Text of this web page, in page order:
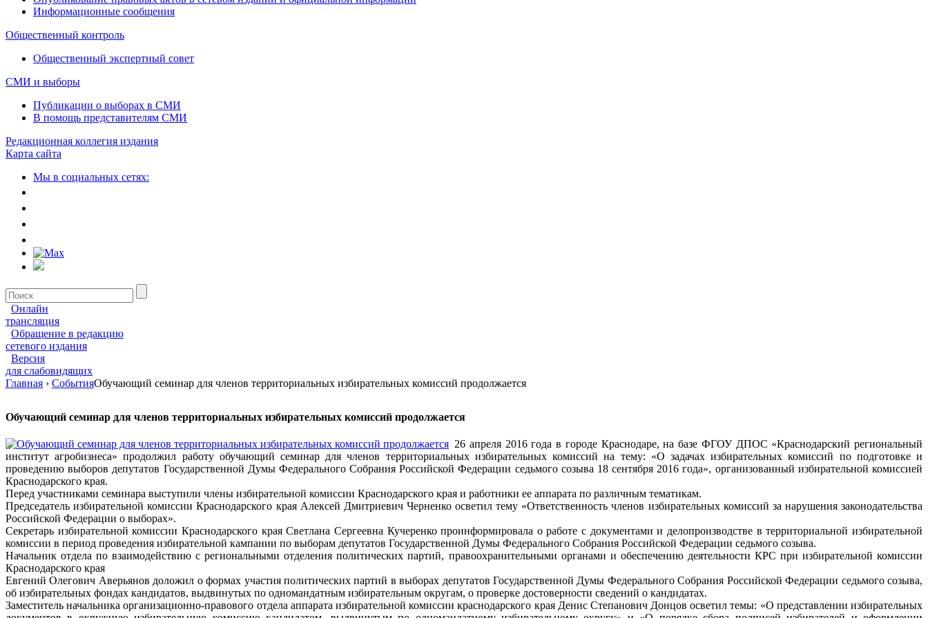
Информационные сообщения
Общественный контроль
Общественный экспертный совет
СМИ и выборы
Публикации о выборах в СМИ
В помощь представителям СМИ
Редакционная коллегия издания
Карта сайта
Мы в социальных сетях:
Онлайн
трансляция
Обращение в редакцию
сетевого издания
Версия
для слабовидящих
Главная › СобытияОбучающий семинар для членов территориальных избирательных комиссий продолжается
Обучающий семинар для членов территориальных избирательных комиссий продолжается
26 апреля 2016 года в городе Краснодаре, на базе ФГОУ ДПОС «Краснодарский региональный
институт агробизнеса» продолжил работу обучающий семинар для членов территориальных избирательных комиссий на тему: «О задачах избирательных комиссий по подготовке и
проведению выборов депутатов Государственной Думы Федерального Собрания Российской Федерации седьмого созыва 18 сентября 2016 года», организованный избирательной комиссией
Краснодарского края.
Перед участниками семинара выступили члены избирательной комиссии Краснодарского края и работники ее аппарата по различным тематикам.
Председатель избирательной комиссии Краснодарского края Алексей Дмитриевич Черненко осветил тему «Ответственность членов избирательных комиссий за нарушения законодательства
Российской Федерации о выборах».
Секретарь избирательной комиссии Краснодарского края Светлана Сергеевна Кучеренко проинформировала о работе с документами и делопроизводстве в территориальной избирательной
комиссии в период проведения избирательной кампании по выборам депутатов Государственной Думы Федерального Собрания Российской Федерации седьмого созыва.
Начальник отдела по взаимодействию с региональными отделения политических партий, правоохранительными органами и обеспечению деятельности КРС при избирательной комиссии
Краснодарского края
Евгений Олегович Аверьянов доложил о формах участия политических партий в выборах депутатов Государственной Думы Федерального Собрания Российской Федерации седьмого созыва,
об избирательных фондах кандидатов, выдвинутых по одномандатным избирательным округам, о проверке достоверности сведений о кандидатах.
Заместитель начальника организационно-правового отдела аппарата избирательной комиссии краснодарского края Денис Степанович Донцов осветил темы: «О представлении избирательных